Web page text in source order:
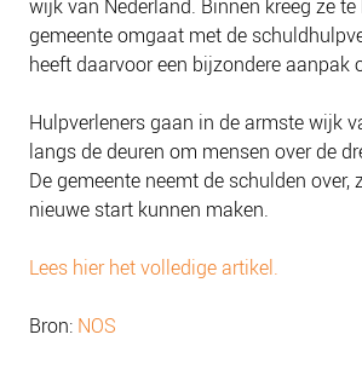
wijk van Nederland. Binnen kreeg ze te
gemeente omgaat met de
heeft daarvoor een bijzondere aanpak
Hulpverleners gaan in de armste wijk
langs de deuren om mensen over de
De gemeente neemt de schulden over,
nieuwe start kunnen maken.
Lees hier het volledige artikel.
Bron: NOS